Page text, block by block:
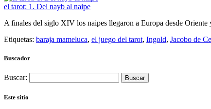
el tarot: 1. Del nayb al naipe
A finales del siglo XIV los naipes llegaron a Europa desde Oriente
Etiquetas: baraja mameluca, el juego del tarot, Ingold, Jacobo de
Buscador
Buscar:
Este sitio